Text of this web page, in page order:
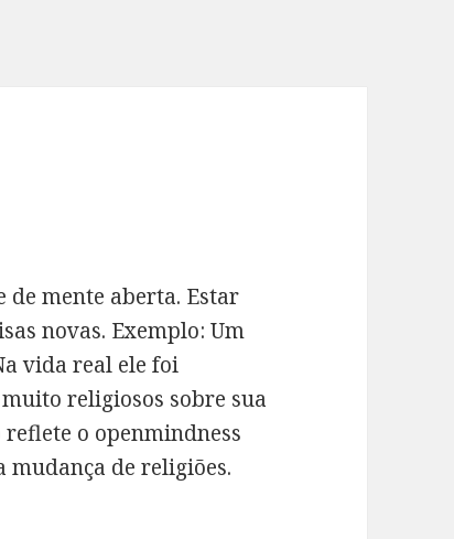
mente aberta. Estar
novas. Exemplo: Um
vida real ele foi
religiosos sobre sua
o openmindness
mudança de religiões.